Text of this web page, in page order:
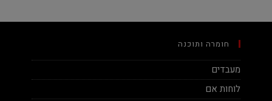
חומרה ותוכנה
מעבדים
לוחות אם